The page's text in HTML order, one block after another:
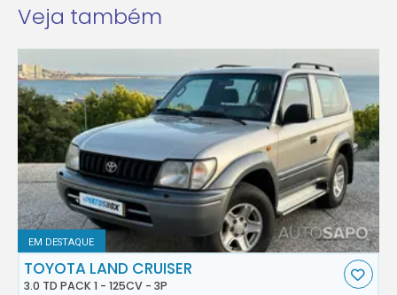
Veja também
EM DESTAQUE
TOYOTA LAND CRUISER
3.0 TD PACK 1 - 125CV - 3P